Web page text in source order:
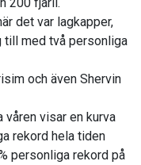
det var lagkapper,
till med två personliga
och även Shervin
våren visar en kurva
rekord hela tiden
personliga rekord på